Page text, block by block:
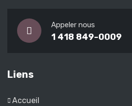
Appeler nous
1 418 849-0009
Liens
Accueil